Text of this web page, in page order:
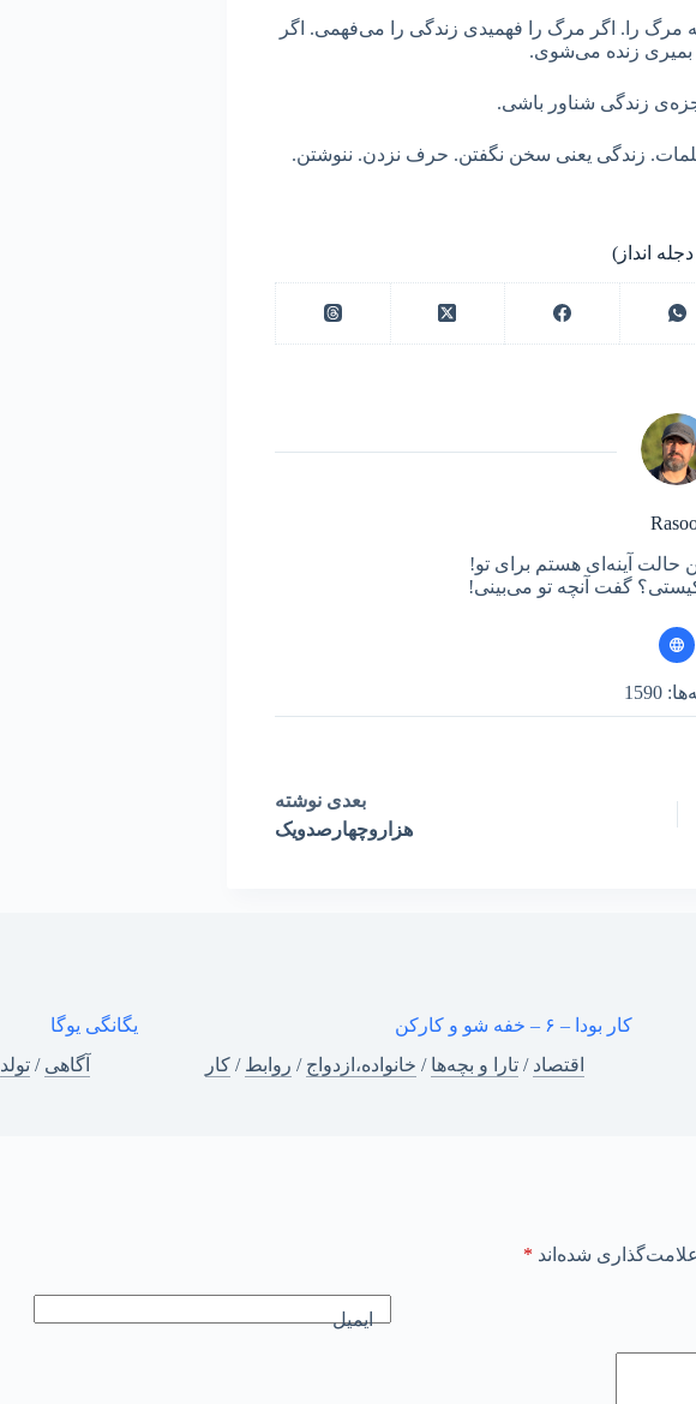
مرگ را. اگر مرگ را فهمیدی زندگی را می‌فهمی. اگر
بمیری زنده می‌شوی.
زندگی شناور باشی.
زندگی یعنی سخن نگفتن. حرف نزدن. ننوشتن.
انداز)
حالت آینه‌ای هستم برای تو!
کیستی؟ گفت آنچه تو می‌بینی!
1590
بعدی نوشته
هزاروچهارصدویک
کار بودا – ۶ – خفه شو و کارکن
اقتصاد / تارا و بچه‌ها / خانواده،ازدواج / روابط / کار
یگانگی یوگا
آگاهی / تولد
شده‌اند *
ایمیل